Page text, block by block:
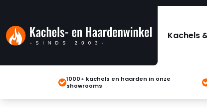
Kachels
1000+ kachels en haarden in onze
showrooms